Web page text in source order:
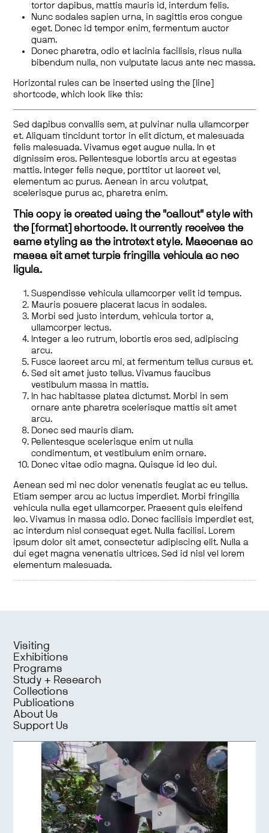
tortor dapibus, mattis mauris id, interdum felis.
Nunc sodales sapien urna, in sagittis eros congue
eget. Donec id tempor enim, fermentum auctor
quam.
Donec pharetra, odio et lacinia facilisis, risus nulla
bibendum nulla, non vulputate lacus ante nec massa.
Horizontal rules can be inserted using the [line]
shortcode, which look like this:
Sed dapibus convallis sem, at pulvinar nulla ullamcorper
et. Aliquam tincidunt tortor in elit dictum, et malesuada
felis malesuada. Vivamus eget augue nulla. In et
dignissim eros. Pellentesque lobortis arcu at egestas
mattis. Integer felis neque, porttitor ut laoreet vel,
elementum ac purus. Aenean in arcu volutpat,
scelerisque purus ac, pharetra enim.
This copy is created using the "callout" style with
the [format] shortcode. It currently receives the
same styling as the introtext style. Maecenas ac
massa sit amet turpis fringilla vehicula ac nec
ligula.
Suspendisse vehicula ullamcorper velit id tempus.
Mauris posuere placerat lacus in sodales.
Morbi sed justo interdum, vehicula tortor a,
ullamcorper lectus.
Integer a leo rutrum, lobortis eros sed, adipiscing
arcu.
Fusce laoreet arcu mi, at fermentum tellus cursus et.
Sed sit amet justo tellus. Vivamus faucibus
vestibulum massa in mattis.
In hac habitasse platea dictumst. Morbi in sem
ornare ante pharetra scelerisque mattis sit amet
arcu.
Donec sed mauris diam.
Pellentesque scelerisque enim ut nulla
condimentum, et vestibulum enim ornare.
Donec vitae odio magna. Quisque id leo dui.
Aenean sed mi nec dolor venenatis feugiat ac eu tellus.
Etiam semper arcu ac luctus imperdiet. Morbi fringilla
vehicula nulla eget ullamcorper. Praesent quis eleifend
leo. Vivamus in massa odio. Donec facilisis imperdiet est,
ac interdum nisl consequat eget. Nulla facilisi. Lorem
ipsum dolor sit amet, consectetur adipiscing elit. Nulla a
dui eget magna venenatis ultrices. Sed id nisl vel lorem
elementum malesuada.
Visiting
Exhibitions
Programs
Study + Research
Collections
Publications
About Us
Support Us